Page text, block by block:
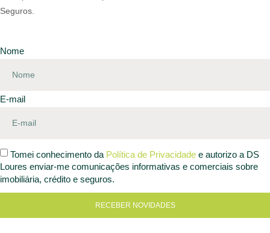
Seguros.
Nome
E-mail
Tomei conhecimento da Política de Privacidade e autorizo a DS
Loures enviar-me comunicações informativas e comerciais sobre
imobiliária, crédito e seguros.
RECEBER NOVIDADES